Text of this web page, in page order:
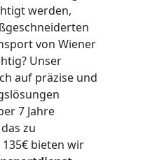
werden,
von Wiener
Unser
auf präzise und
7 Jahre
zu
bieten wir